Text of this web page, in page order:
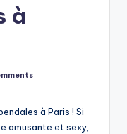
à
à Paris ! Si
amusante et sexy,